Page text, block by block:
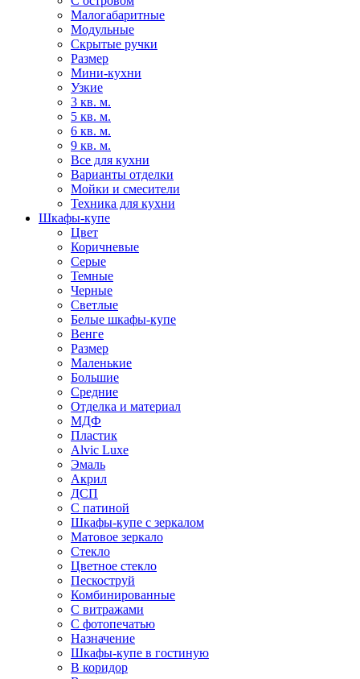
Малогабаритные
Модульные
Скрытые ручки
Размер
Мини-кухни
Узкие
3 кв. м.
5 кв. м.
6 кв. м.
9 кв. м.
Все для кухни
Варианты отделки
Мойки и смесители
Техника для кухни
Шкафы-купе
Цвет
Коричневые
Серые
Темные
Черные
Светлые
Белые шкафы-купе
Венге
Размер
Маленькие
Большие
Средние
Отделка и материал
МДФ
Пластик
Alvic Luxe
Эмаль
Акрил
ДСП
С патиной
Шкафы-купе с зеркалом
Матовое зеркало
Стекло
Цветное стекло
Пескоструй
Комбинированные
С витражами
С фотопечатью
Назначение
Шкафы-купе в гостиную
В коридор